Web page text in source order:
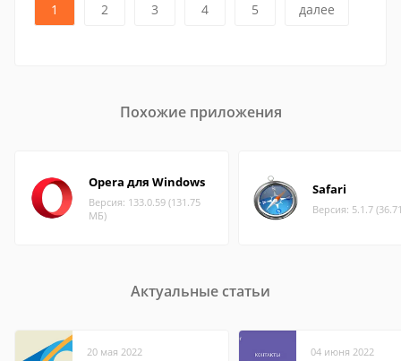
1 2 3 4 5 далее
Похожие приложения
Opera для Windows
Версия: 133.0.59 (131.75
МБ)
Safari
Версия: 5.1.7
Актуальные статьи
20 мая 2022 04 июня 2022